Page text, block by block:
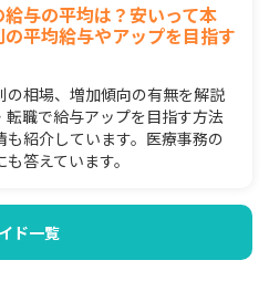
与の平均は？安いって本
平均給与やアップを目指す
相場、増加傾向の有無を解説
転職で給与アップを目指す方法
紹介しています。医療事務の
答えています。
ド一覧